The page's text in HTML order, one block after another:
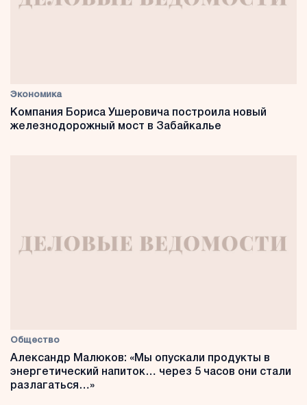
Экономика
Компания Бориса Ушеровича построила новый
железнодорожный мост в Забайкалье
Общество
Александр Малюков: «Мы опускали продукты в
энергетический напиток… через 5 часов они стали
разлагаться…»